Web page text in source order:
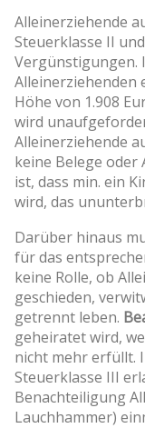
Alleinerziehende
Steuerklasse II
Vergünstigungen.
Alleinerziehenden
Höhe von 1.908
wird
Alleinerziehende
keine Belege
ist, dass min. ein
wird, das
Darüber hinaus
für das
keine Rolle, ob
geschieden,
getrennt leben.
geheiratet wird,
nicht mehr erfüllt.
Steuerklasse III
Benachteiligung
Lauchhammer)